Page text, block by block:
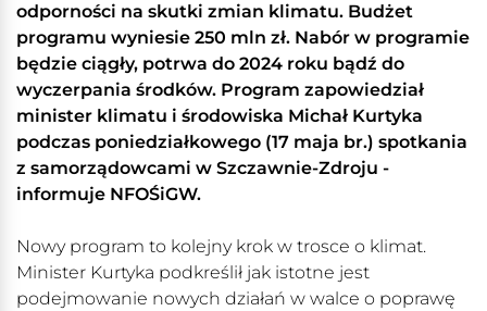
odporności na skutki zmian klimatu. Budżet
programu wyniesie 250 mln zł. Nabór w programie
będzie ciągły, potrwa do 2024 roku bądź do
wyczerpania środków. Program zapowiedział
minister klimatu i środowiska Michał Kurtyka
podczas poniedziałkowego (17 maja br.) spotkania
z samorządowcami w Szczawnie-Zdroju -
informuje NFOŚiGW.
Nowy program to kolejny krok w trosce o klimat.
Minister Kurtyka podkreślił jak istotne jest
podejmowanie nowych działań w walce o poprawę